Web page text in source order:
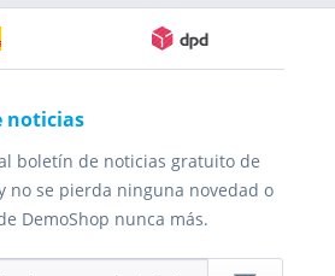
noticias
boletín de noticias gratuito de
no se pierda ninguna novedad o
DemoShop nunca más.